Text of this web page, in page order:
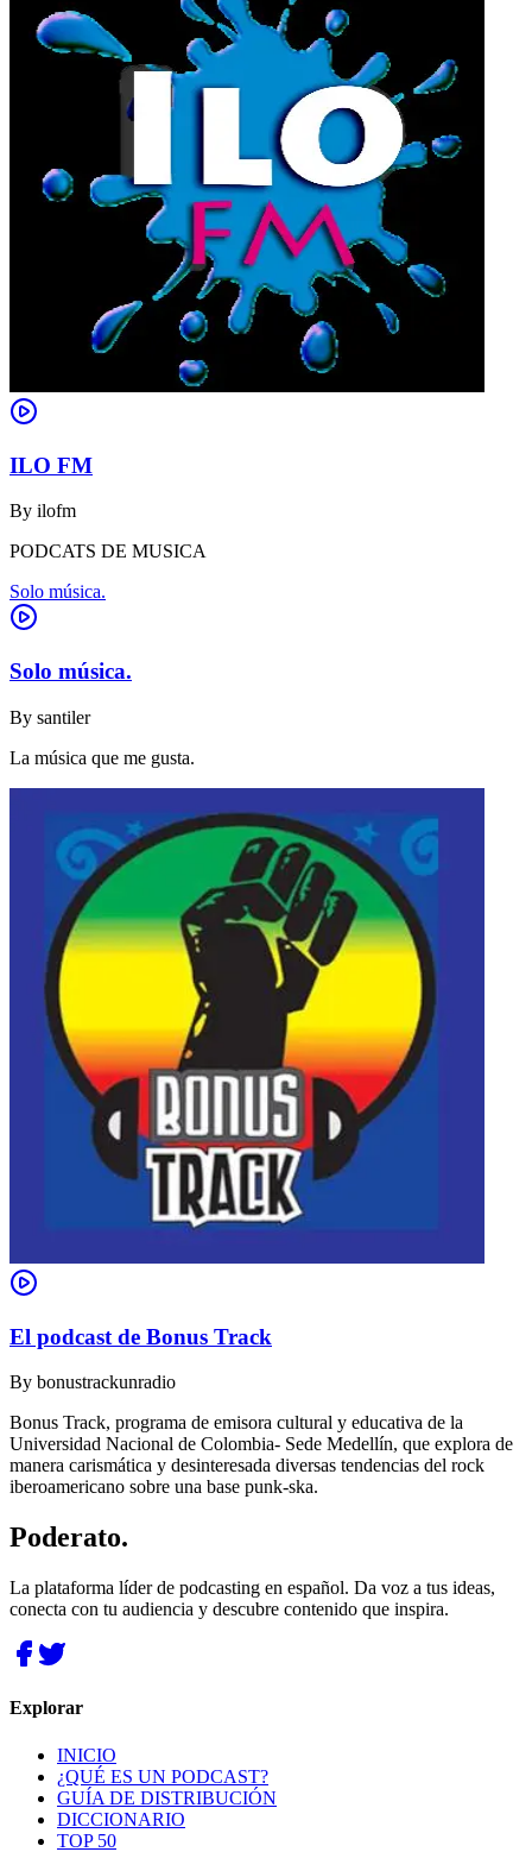
ILO FM
By ilofm
PODCATS DE MUSICA
Solo música.
Solo música.
By santiler
La música que me gusta.
El podcast de Bonus Track
By bonustrackunradio
Bonus Track, programa de emisora cultural y educativa de la
Universidad Nacional de Colombia- Sede Medellín, que explora de
manera carismática y desinteresada diversas tendencias del rock
iberoamericano sobre una base punk-ska.
Poderato.
La plataforma líder de podcasting en español. Da voz a tus ideas,
conecta con tu audiencia y descubre contenido que inspira.
Explorar
INICIO
¿QUÉ ES UN PODCAST?
GUÍA DE DISTRIBUCIÓN
DICCIONARIO
TOP 50